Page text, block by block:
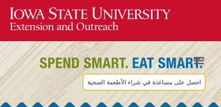
احصل على مساعدة في شراء الأطعمة الصحية